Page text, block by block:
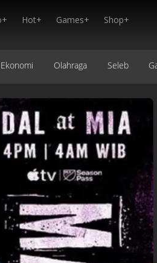
Hot+ Games+ Shop+
Ekonomi Olahraga Seleb